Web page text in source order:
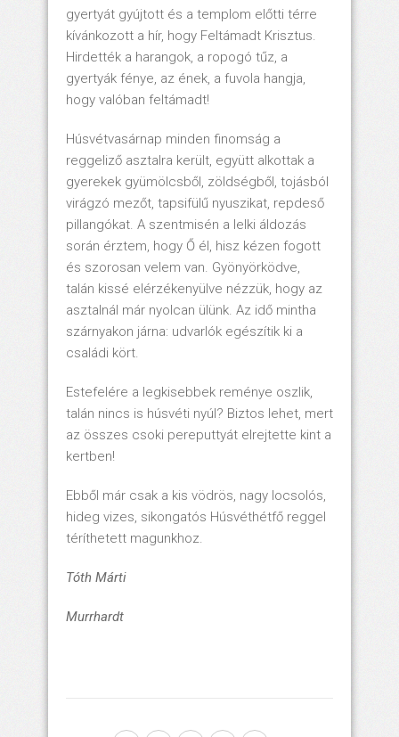
gyertyát gyújtott és a templom előtti térre
kívánkozott a hír, hogy Feltámadt Krisztus.
Hirdették a harangok, a ropogó tűz, a
gyertyák fénye, az ének, a fuvola hangja,
hogy valóban feltámadt!
Húsvétvasárnap minden finomság a
reggeliző asztalra került, együtt alkottak a
gyerekek gyümölcsből, zöldségből, tojásból
virágzó mezőt, tapsifülű nyuszikat, repdeső
pillangókat. A szentmisén a lelki áldozás
során érztem, hogy Ő él, hisz kézen fogott
és szorosan velem van. Gyönyörködve,
talán kissé elérzékenyülve nézzük, hogy az
asztalnál már nyolcan ülünk. Az idő mintha
szárnyakon járna: udvarlók egészítik ki a
családi kört.
Estefelére a legkisebbek reménye oszlik,
talán nincs is húsvéti nyúl? Biztos lehet, mert
az összes csoki pereputtyát elrejtette kint a
kertben!
Ebből már csak a kis vödrös, nagy locsolós,
hideg vizes, sikongatós Húsvéthétfő reggel
téríthetett magunkhoz.
Tóth Márti
Murrhardt